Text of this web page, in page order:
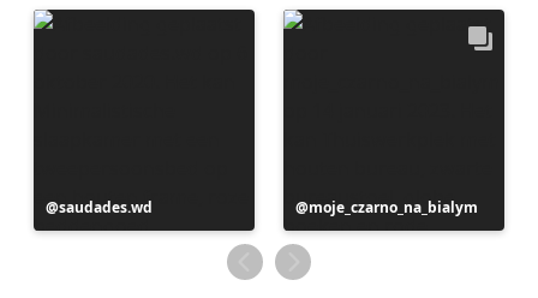
Bericht
gepubliceerd
saudades.wd
Bericht
gepubliceerd
door
moje_czarno_na_bialym